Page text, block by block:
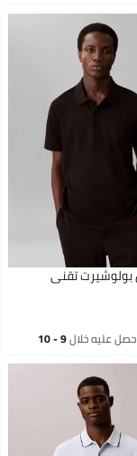
بولوشيرت تقني
عليه خلال 9 - 10